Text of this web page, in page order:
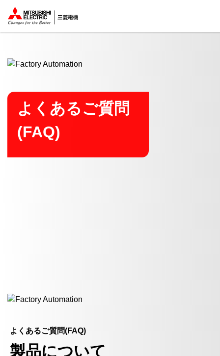
ここから本文
よくあるご質問
(FAQ)
よくあるご質問(FAQ)
製品について